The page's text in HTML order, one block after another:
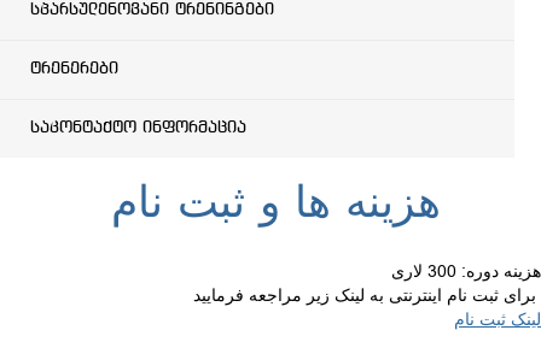
სპარსულენოვანი ტრენინგები
ტრენერები
საკონტაქტო ინფორმაცია
هزینه ها و ثبت نام
هزینه دوره: 300 لاری
لینک ثبت نام